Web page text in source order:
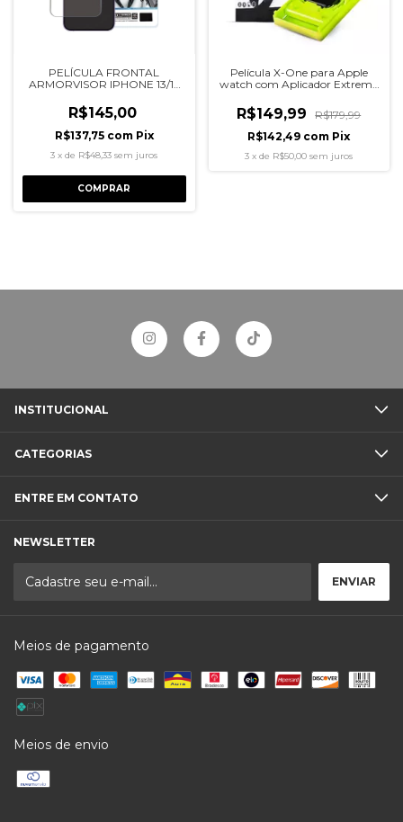
PELÍCULA FRONTAL
ARMORVISOR IPHONE 13/13
R$145,00
R$137,75 com Pix
3 xde R$48,33 sem juros
COMPRAR
Película X-One para Apple
watch com Aplicador Extreme
R$149,99
R$179,99
R$142,49 com Pix
3 xde R$50,00 sem juros
INSTITUCIONAL
CATEGORIAS
ENTRE EM CONTATO
NEWSLETTER
Meios de pagamento
Meios de envio